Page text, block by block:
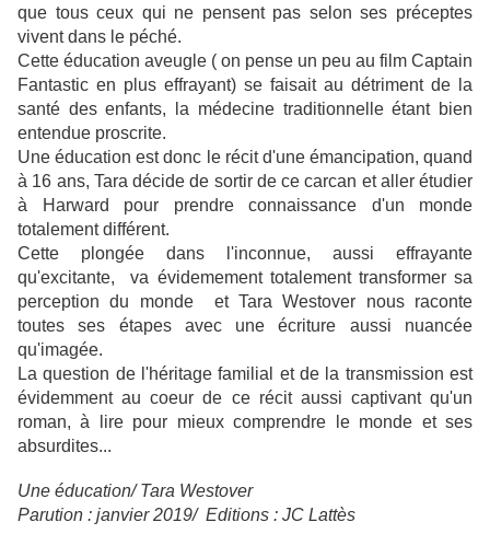
que tous ceux qui ne pensent pas selon ses préceptes
vivent dans le péché.
Cette éducation aveugle ( on pense un peu au film Captain
Fantastic en plus effrayant) se faisait au détriment de la
santé des enfants, la médecine traditionnelle étant bien
entendue proscrite.
Une éducation est donc le récit d'une émancipation, quand
à 16 ans, Tara décide de sortir de ce carcan et aller étudier
à Harward pour prendre connaissance d'un monde
totalement différent.
Cette plongée dans l'inconnue, aussi effrayante
qu'excitante, va évidemement totalement transformer sa
perception du monde et Tara Westover nous raconte
toutes ses étapes avec une écriture aussi nuancée
qu'imagée.
La question de l'héritage familial et de la transmission est
évidemment au coeur de ce récit aussi captivant qu'un
roman, à lire pour mieux comprendre le monde et ses
absurdites...
Une éducation/ Tara Westover
Parution : janvier 2019/ Editions : JC Lattès